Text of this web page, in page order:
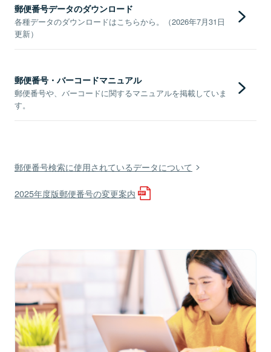
郵便番号データのダウンロード
各種データのダウンロードはこちらから。（2026年7月31日
更新）
郵便番号・バーコードマニュアル
郵便番号や、バーコードに関するマニュアルを掲載していま
す。
郵便番号検索に使用されているデータについて
2025年度版郵便番号の変更案内